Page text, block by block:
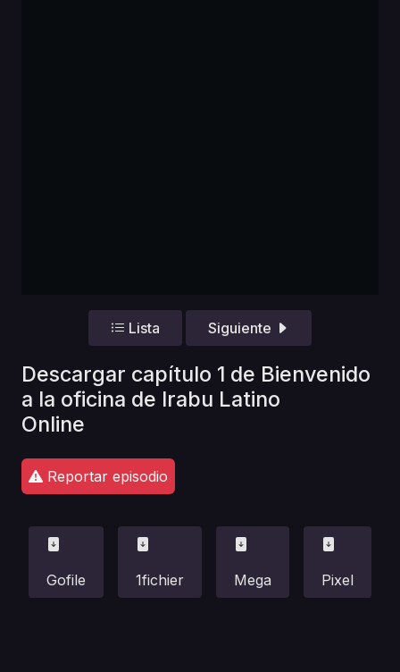
Lista Siguiente
Descargar capítulo 1 de Bienvenido
a la oficina de Irabu Latino
Online
Reportar episodio
Gofile 1fichier Mega Pixel